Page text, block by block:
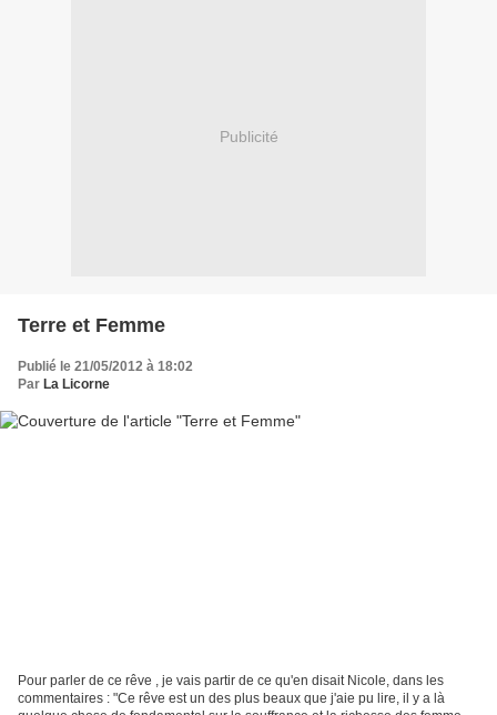
Publicité
Terre et Femme
Publié le 21/05/2012 à 18:02
Par La Licorne
Pour parler de ce rêve , je vais partir de ce qu'en disait Nicole, dans les
commentaires : "Ce rêve est un des plus beaux que j'aie pu lire, il y a là